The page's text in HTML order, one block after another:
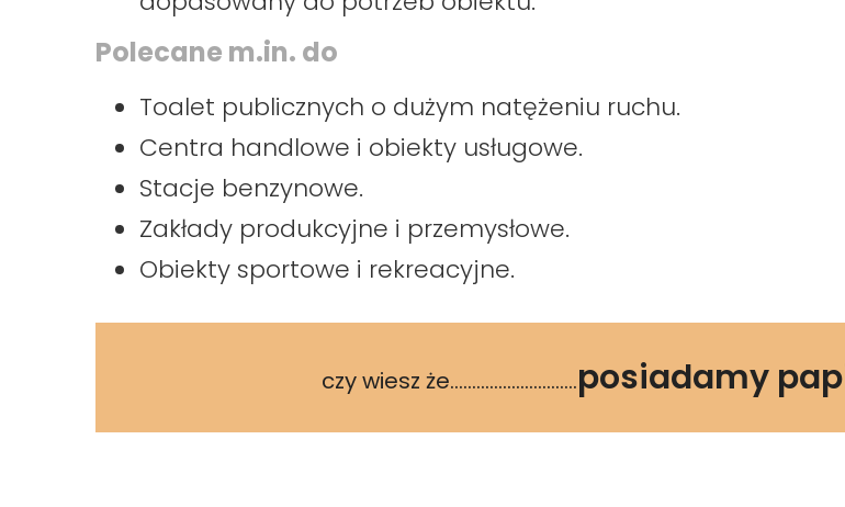
Polecane m.in. do
Toalet publicznych o dużym natężeniu ruchu.
Centra handlowe i obiekty usługowe.
Stacje benzynowe.
Zakłady produkcyjne i przemysłowe.
Obiekty sportowe i rekreacyjne.
czy wiesz że.............................posiadamy